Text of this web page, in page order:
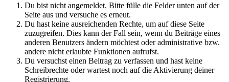
Du bist nicht angemeldet. Bitte fülle die Felder unten auf der
Seite aus und versuche es erneut.
Du hast keine ausreichenden Rechte, um auf diese Seite
zuzugreifen. Dies kann der Fall sein, wenn du Beiträge eines
anderen Benutzers ändern möchtest oder administrative bzw.
andere nicht erlaubte Funktionen aufrufst.
Du versuchst einen Beitrag zu verfassen und hast keine
Schreibrechte oder wartest noch auf die Aktivierung deiner
Registrierung.